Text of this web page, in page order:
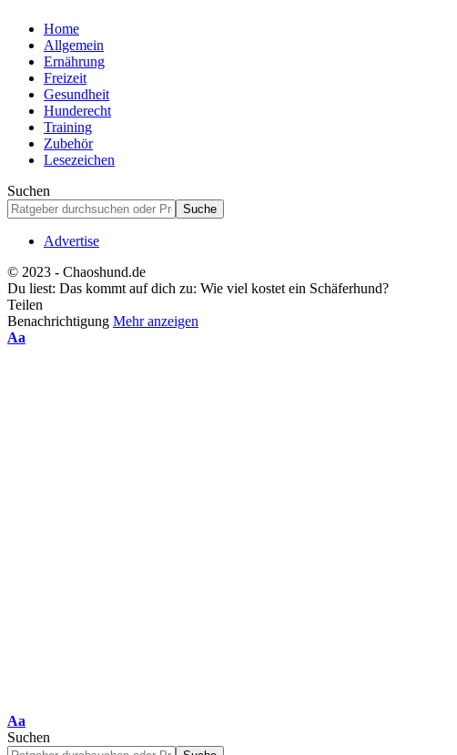
Home
Allgemein
Ernährung
Freizeit
Gesundheit
Hunderecht
Training
Zubehör
Lesezeichen
Suchen
Advertise
© 2023 - Chaoshund.de
Du liest: Das kommt auf dich zu: Wie viel kostet ein Schäferhund?
Teilen
Benachrichtigung Mehr anzeigen
Schriftgrößenanpassung
Aa
Schriftgrößenanpassung
Aa
Suchen